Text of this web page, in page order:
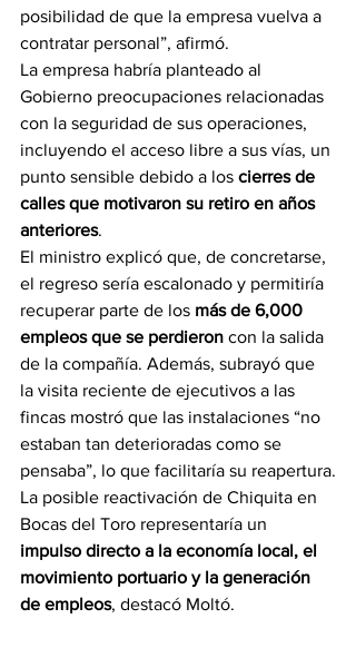
posibilidad de que la empresa vuelva a
contratar personal”, afirmó.
La empresa habría planteado al
Gobierno preocupaciones relacionadas
con la seguridad de sus operaciones,
incluyendo el acceso libre a sus vías, un
punto sensible debido a los cierres de
calles que motivaron su retiro en años
anteriores.
El ministro explicó que, de concretarse,
el regreso sería escalonado y permitiría
recuperar parte de los más de 6,000
empleos que se perdieron con la salida
de la compañía. Además, subrayó que
la visita reciente de ejecutivos a las
fincas mostró que las instalaciones “no
estaban tan deterioradas como se
pensaba”, lo que facilitaría su reapertura.
La posible reactivación de Chiquita en
Bocas del Toro representaría un
impulso directo a la economía local, el
movimiento portuario y la generación
de empleos, destacó Moltó.